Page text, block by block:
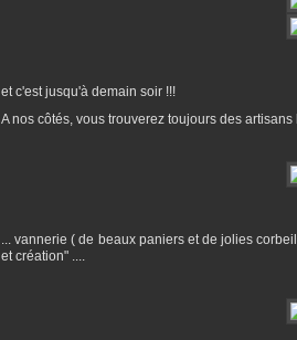
et c'est jusqu'à demain soir !!!
A nos côtés, vous trouverez toujours des
... vannerie ( de beaux paniers et de jolies
et création" ....